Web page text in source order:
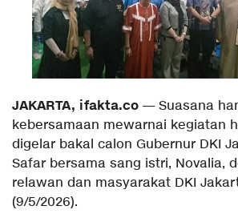
JAKARTA, ifakta.co — Suasana
kebersamaan mewarnai kegiatan
digelar bakal calon Gubernur DKI
Safar bersama sang istri, Novalia,
relawan dan masyarakat DKI
(9/5/2026).